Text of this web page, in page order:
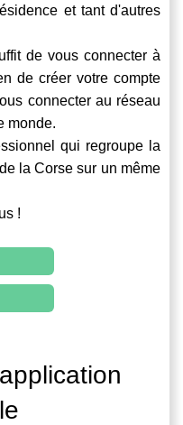
et tant d'autres
de vous connecter à
de créer votre compte
connecter au réseau
monde.
qui regroupe la
la Corse sur un même
!